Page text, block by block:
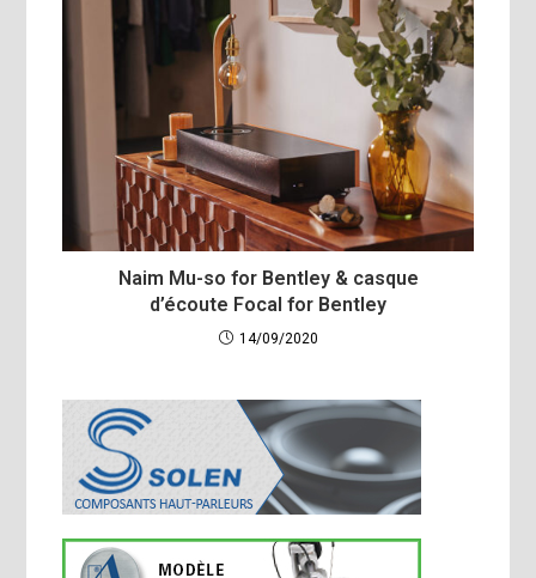
Naim Mu-so for Bentley & casque
d’écoute Focal for Bentley
14/09/2020